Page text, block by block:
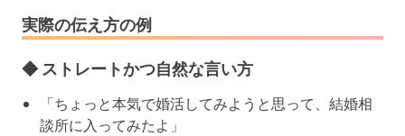
実際の伝え方の例
◆ ストレートかつ自然な言い方
「ちょっと本気で婚活してみようと思って、結婚相
談所に入ってみたよ」